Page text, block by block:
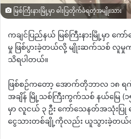
မြစ်ကြီးနားမြို့မှာ ဓါးပြတိုက်ခံရတဲ့အမျိုးသား
ကချင်ပြည်နယ် မြစ်ကြီးနားမြို့မှာ က
မှု ဖြစ်ပွားခဲ့တယ်လို့ မျိုးဆက်သစ် လူ
သိရပါတယ်။
ဖြစ်စဉ်ကတော့ အောက်တိုဘာလ ၁၈ ရ
အချိန် မြို့သစ်ကြီးကွက်သစ် နယ်မြေ (၁
မှာ လူငယ် ၃ ဦး ကော်သေနတ်အသုံးပြု
ငွေသားတစ်ချို့ကိုလည်း ယူသွားခဲ့တ